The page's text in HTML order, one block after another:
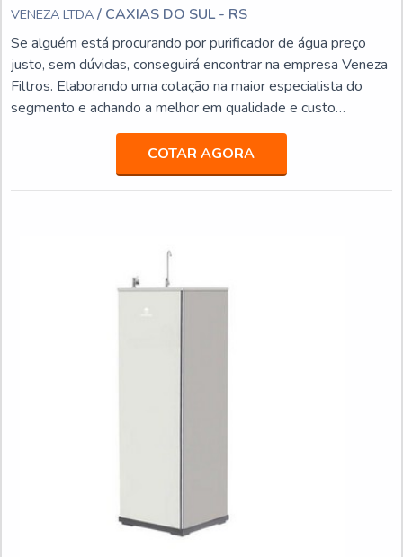
VENEZA LTDA / CAXIAS DO SUL - RS
Se alguém está procurando por purificador de água preço
justo, sem dúvidas, conseguirá encontrar na empresa Veneza
Filtros. Elaborando uma cotação na maior especialista do
segmento e achando a melhor em qualidade e custo
benefício.Quando o quesito é purificador de água preço
acessível, com os colaboradores da Veneza Filtros o cliente
obterá excelente custo-benefício com assessoria técnica
especializada.UM POUCO MAIS SOBRE PURIFICADOR
COTAR AGORA